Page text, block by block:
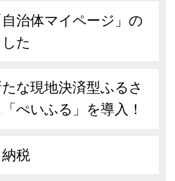
治体マイページ」の
た
な現地決済型ふるさ
ぺいふる」を導入！
税